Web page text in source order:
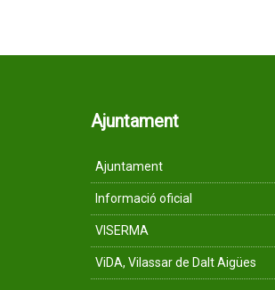
Ajuntament
Ajuntament
Informació oficial
VISERMA
ViDA, Vilassar de Dalt Aigües